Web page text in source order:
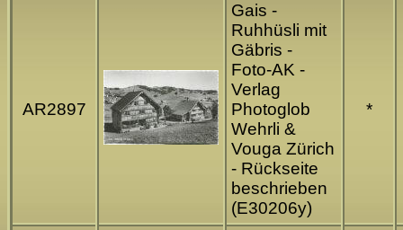
AR2897
Gais -
Ruhhüsli mit
Gäbris -
Foto-AK -
Verlag
Photoglob
Wehrli &
Vouga Zürich
- Rückseite
beschrieben
(E30206y)
*